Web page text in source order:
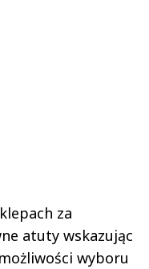
za
atuty wskazując
wyboru